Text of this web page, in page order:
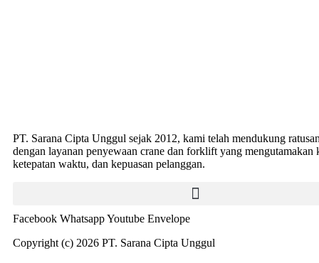
PT. Sarana Cipta Unggul sejak 2012, kami telah mendukung
dengan layanan penyewaan crane dan forklift yang mengutamakan
ketepatan waktu, dan kepuasan pelanggan.
Facebook WhatsappYoutube Envelope
Copyright (c) 2026 PT. Sarana Cipta Unggul